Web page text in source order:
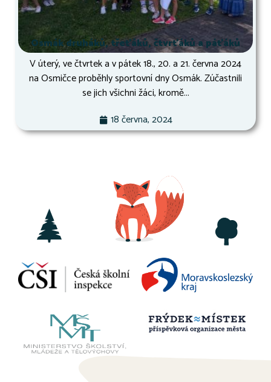
Osmák druháků, třeťáků, čtvrťáků a páťáků
V úterý, ve čtvrtek a v pátek 18., 20. a 21. června 2024
na Osmičce proběhly sportovní dny Osmák. Zúčastnili
se jich všichni žáci, kromě...
18 června, 2024